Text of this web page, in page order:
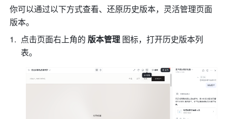
你可以通过以下方式查看、还原历史版本，灵活管理页面
版本。
点击页面右上角的 版本管理 图标，打开历史版本列
表。